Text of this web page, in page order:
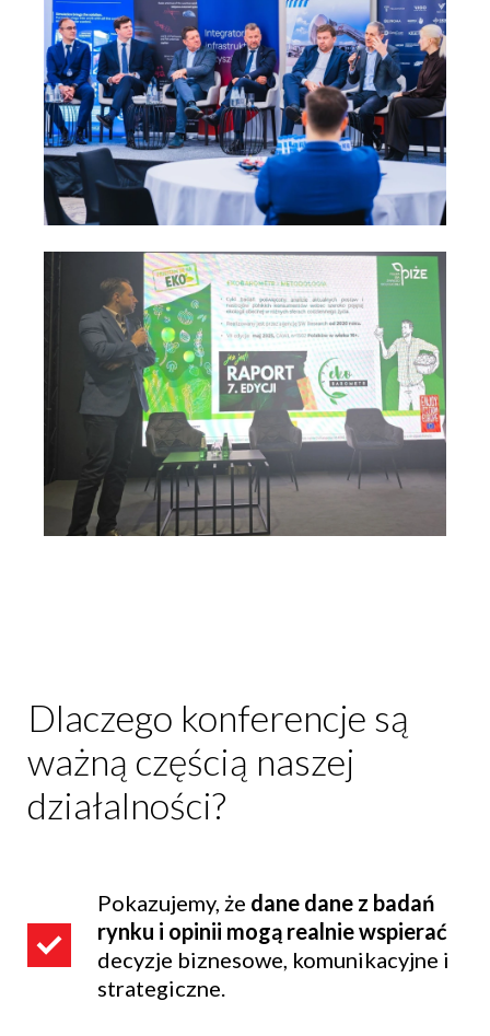
Dlaczego konferencje są
ważną częścią naszej
działalności?
Pokazujemy, że dane dane z badań
rynku i opinii mogą realnie wspierać
decyzje biznesowe, komunikacyjne i
strategiczne.